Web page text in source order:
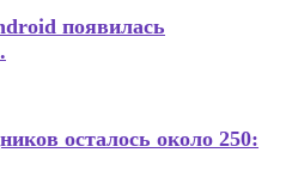
появилась
осталось около 250: